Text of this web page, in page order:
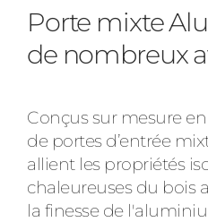
Porte mixte
de nombreux
Conçus sur mesure
de portes d’entrée
allient les propriétés
chaleureuses du bois
la finesse de